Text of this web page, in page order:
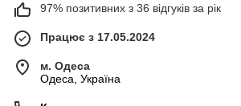
97% позитивних з 36 відгуків за рік
Працює з 17.05.2024
м. Одеса
Одеса, Україна